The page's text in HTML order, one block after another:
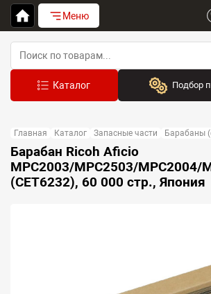
Меню
Подбор
Выберите бренд
Устройство:
Сначала выберите
Главная Каталог Запасные части Барабаны
Барабан Ricoh Aficio
MPC2003/MPC2503/MPC2004/
(CET6232), 60 000 стр., Япония